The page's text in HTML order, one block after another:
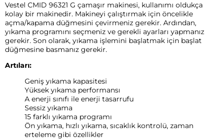
Vestel CMID 96321 G çamaşır makinesi, kullanımı oldukça
kolay bir makinedir. Makineyi çalıştırmak için öncelikle
açma/kapama düğmesini çevirmeniz gerekir. Ardından,
yıkama programını seçmeniz ve gerekli ayarları yapmanız
gerekir. Son olarak, yıkama işlemini başlatmak için başlat
düğmesine basmanız gerekir.
Artıları:
Geniş yıkama kapasitesi
Yüksek yıkama performansı
A enerji sınıfı ile enerji tasarrufu
Sessiz yıkama
15 farklı yıkama programı
Ön yıkama, hızlı yıkama, sıcaklık kontrolü, zaman
erteleme gibi özellikler